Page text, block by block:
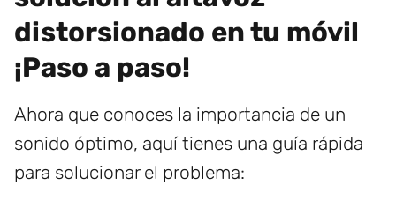
distorsionado en tu móvil
¡Paso a paso!
Ahora que conoces la importancia de un
sonido óptimo, aquí tienes una guía rápida
para solucionar el problema: